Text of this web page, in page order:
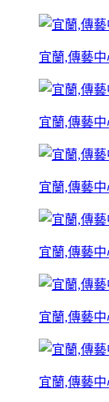
宜蘭,傳藝
宜蘭,傳藝
宜蘭,傳藝
宜蘭,傳藝
宜蘭,傳藝
宜蘭,傳藝